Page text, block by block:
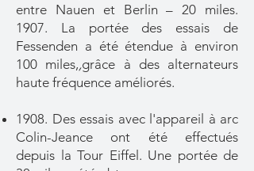
entre Nauen et Berlin – 20 miles.
1907. La portée des essais de
Fessenden a été étendue à environ
100 miles,,grâce à des alternateurs
haute fréquence améliorés.
1908. Des essais avec l'appareil à arc
Colin-Jeance ont été effectués
depuis
la Tour Eiffel. Une portée de